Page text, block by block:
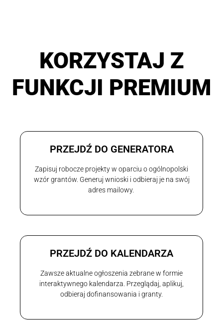
KORZYSTAJ Z
FUNKCJI PREMIUM
PRZEJDŹ DO GENERATORA
Zapisuj robocze projekty w oparciu o ogólnopolski
wzór grantów. Generuj wnioski i odbieraj je na swój
adres mailowy.
PRZEJDŹ DO KALENDARZA
Zawsze aktualne ogłoszenia zebrane w formie
interaktywnego kalendarza. Przeglądaj, aplikuj,
odbieraj dofinansowania i granty.